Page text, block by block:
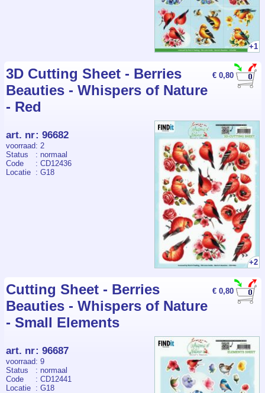
+1
€ 0,80
3D Cutting Sheet - Berries
Beauties - Whispers of Nature
- Red
+2
art. nr: 96682
voorraad: 2
Status
: normaal
Code
: CD12436
Locatie : G18
€ 0,80
Cutting Sheet - Berries
Beauties - Whispers of Nature
- Small Elements
art. nr: 96687
voorraad: 9
Status
: normaal
Code
: CD12441
Locatie : G18